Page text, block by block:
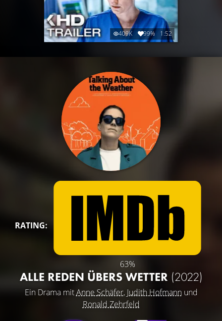
409K 99% 1:52
RATING:
63%
ALLE REDEN ÜBERS WETTER (2022)
Ein Drama mitAnne Schäfer, Judith Hofmannund
Ronald Zehrfeld